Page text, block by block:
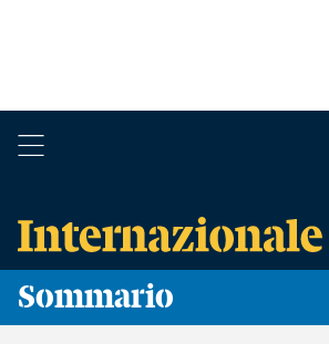
Sommario